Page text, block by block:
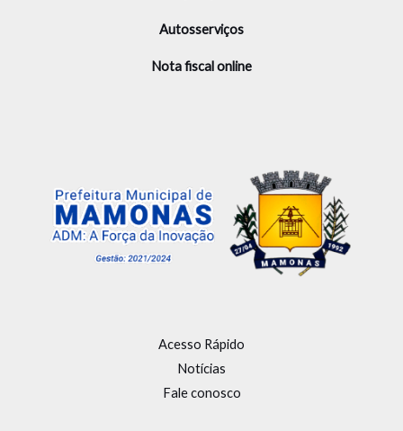
Autosserviços
Nota fiscal online
Acesso Rápido
Notícias
Fale conosco